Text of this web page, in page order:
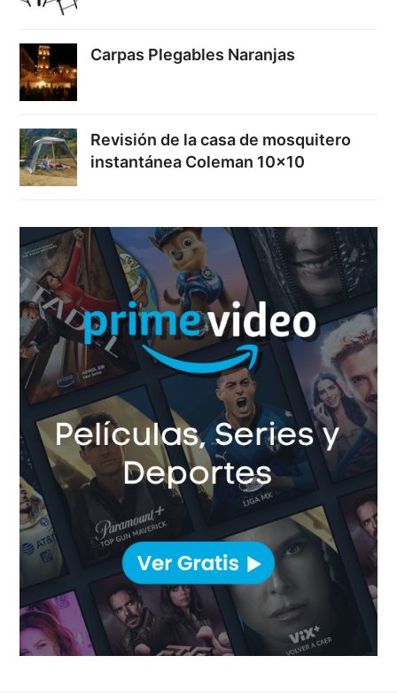
Carpas Plegables Naranjas
Revisión de la casa de mosquitero
instantánea Coleman 10×10